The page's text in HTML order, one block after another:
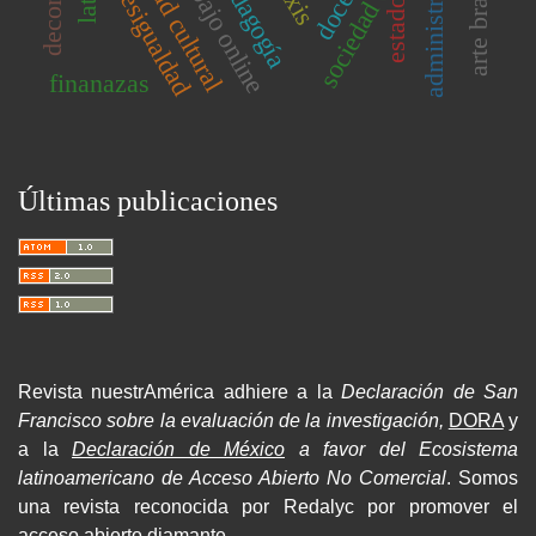
desigualdad estado
finanazas
Últimas publicaciones
Revista nuestrAmérica adhiere a laDeclaración de San
Francisco sobre la evaluación de la investigación, DORAy
a la Declaración de México a favor del Ecosistema
latinoamericano de Acceso Abierto No Comercial. Somos
una revista reconocida por Redalyc por promover el